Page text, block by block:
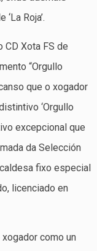
Roja’.
CD Xota FS de
“Orgullo
que o xogador
‘Orgullo
excepcional que
da Selección
fixo especial
licenciado en
como un